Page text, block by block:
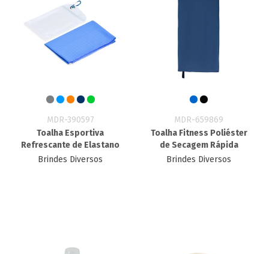
MDR-390597
Toalha Esportiva
Refrescante de Elastano
Brindes Diversos
MDR-659869
Toalha Fitness Poliéster
de Secagem Rápida
Brindes Diversos